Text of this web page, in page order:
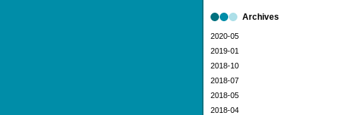
Archives
2020-05
2019-01
2018-10
2018-07
2018-05
2018-04